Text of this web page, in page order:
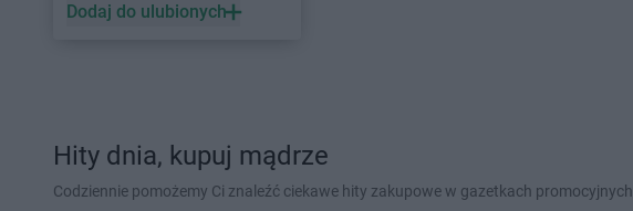
Dodaj do ulubionych
Hity dnia, kupuj mądrze
Codziennie pomożemy Ci znaleźć ciekawe hity zakupowe w gazetkach promocyjnych